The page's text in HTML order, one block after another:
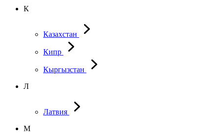
К
Казахстан
Кипр
Кыргызстан
Л
Латвия
М